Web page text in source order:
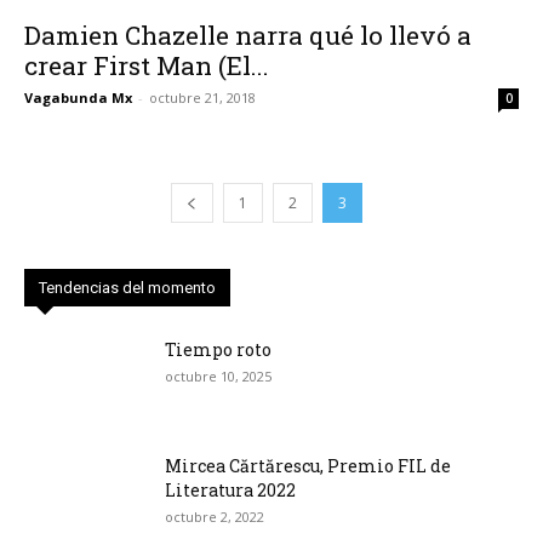
Damien Chazelle narra qué lo llevó a
crear First Man (El...
Vagabunda Mx - octubre 21, 2018 0
1 2 3
Tendencias del momento
Tiempo roto
octubre 10, 2025
Mircea Cărtărescu, Premio FIL de
Literatura 2022
octubre 2, 2022